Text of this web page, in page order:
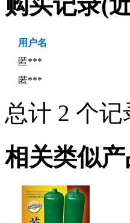
用户名
匿***
匿***
总计 2 个
相关类似